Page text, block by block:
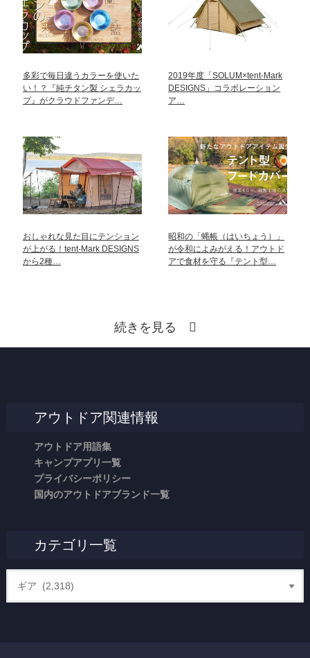
多彩で毎日違うカラーを使いた
い！？『純チタン製 シェラカッ
プ』がクラウドファンデ…
2019年度「SOLUM×tent-Mark
DESIGNS」コラボレーション
ア…
おしゃれな見た目にテンション
が上がる！tent-Mark DESIGNS
から2種…
昭和の「蝿帳（はいちょう）」
が令和によみがえる！アウトド
アで食材を守る『テント型…
続きを見る
アウトドア関連情報
アウトドア用語集
キャンプアプリ一覧
プライバシーポリシー
国内のアウトドアブランド一覧
カテゴリ一覧